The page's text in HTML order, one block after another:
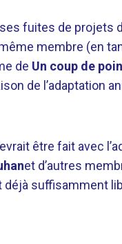
fuites de projets
membre (en
de Un coup de
de l’adaptation
être fait avec
et d’autres
déjà suffisamment